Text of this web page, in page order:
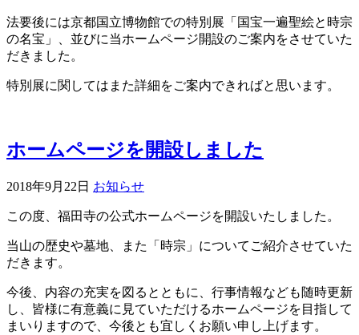
法要後には京都国立博物館での特別展「国宝一遍聖絵と時宗
の名宝」、並びに当ホームページ開設のご案内をさせていた
だきました。
特別展に関してはまた詳細をご案内できればと思います。
ホームページを開設しました
2018年9月22日 お知らせ
この度、福田寺の公式ホームページを開設いたしました。
当山の歴史や墓地、また「時宗」についてご紹介させていた
だきます。
今後、内容の充実を図るとともに、行事情報なども随時更新
し、皆様に有意義に見ていただけるホームページを目指して
まいりますので、今後とも宜しくお願い申し上げます。